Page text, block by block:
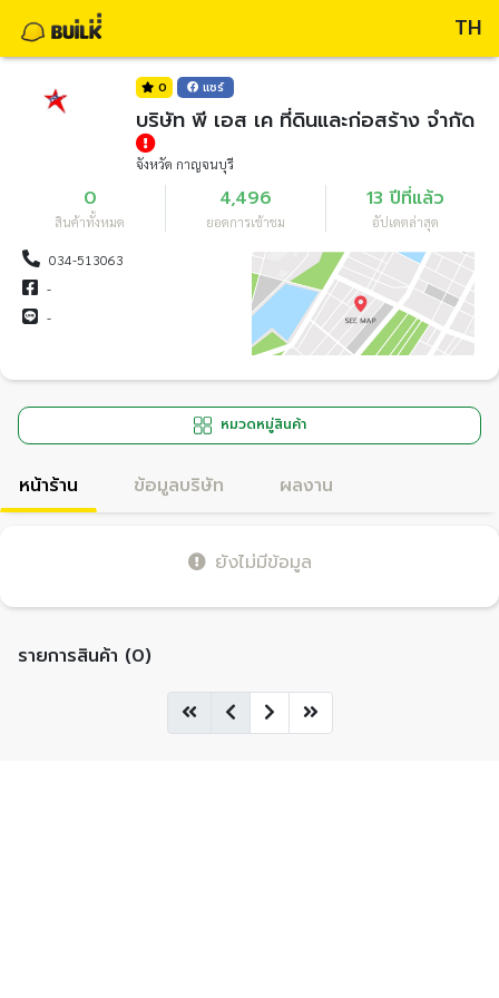
TH
0 แชร์
บริษัท พี เอส เค ที่ดินและก่อสร้าง จำกัด
จังหวัด กาญจนบุรี
0
สินค้าทั้งหมด
4,496
ยอดการเข้าชม
13 ปีที่แล้ว
อัปเดตล่าสุด
034-513063
-
-
หมวดหมู่สินค้า
หน้าร้าน ข้อมูลบริษัท ผลงาน
ยังไม่มีข้อมูล
รายการสินค้า (0)